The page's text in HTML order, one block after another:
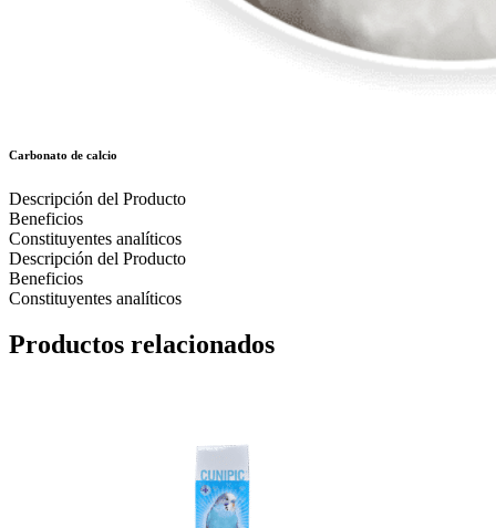
Carbonato de calcio
Descripción del Producto
Beneficios
Constituyentes analíticos
Descripción del Producto
Beneficios
Constituyentes analíticos
Productos relacionados